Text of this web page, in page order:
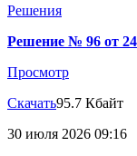
Решения
Решение № 96 от
Просмотр
Скачать95.7 Кбайт
30 июля 2026 09:16